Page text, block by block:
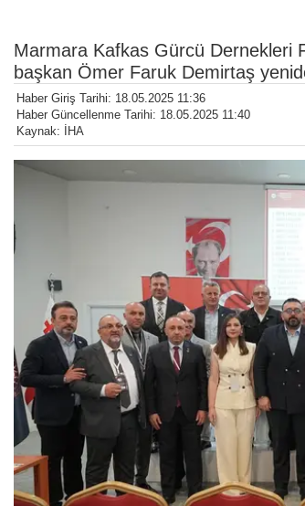
Marmara Kafkas Gürcü Dernekleri
başkan Ömer Faruk Demirtaş
Haber Giriş Tarihi: 18.05.2025 11:36
Haber Güncellenme Tarihi: 18.05.2025 11:40
Kaynak: İHA